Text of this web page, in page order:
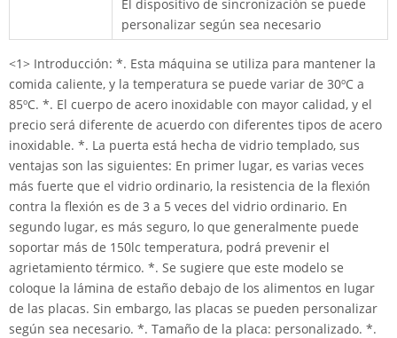
El dispositivo de sincronización se puede
personalizar según sea necesario
<1> Introducción: *. Esta máquina se utiliza para mantener la
comida caliente, y la temperatura se puede variar de 30ºC a
85ºC. *. El cuerpo de acero inoxidable con mayor calidad, y el
precio será diferente de acuerdo con diferentes tipos de acero
inoxidable. *. La puerta está hecha de vidrio templado, sus
ventajas son las siguientes: En primer lugar, es varias veces
más fuerte que el vidrio ordinario, la resistencia de la flexión
contra la flexión es de 3 a 5 veces del vidrio ordinario. En
segundo lugar, es más seguro, lo que generalmente puede
soportar más de 150lc temperatura, podrá prevenir el
agrietamiento térmico. *. Se sugiere que este modelo se
coloque la lámina de estaño debajo de los alimentos en lugar
de las placas. Sin embargo, las placas se pueden personalizar
según sea necesario. *. Tamaño de la placa: personalizado. *.